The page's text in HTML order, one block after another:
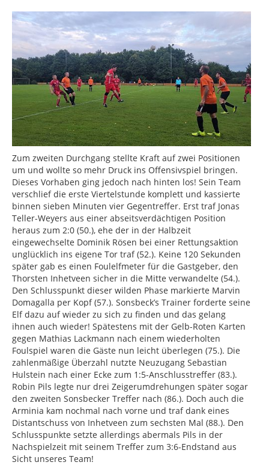
Zum zweiten Durchgang stellte Kraft auf zwei Positionen
um und wollte so mehr Druck ins Offensivspiel bringen.
Dieses Vorhaben ging jedoch nach hinten los! Sein Team
verschlief die erste Viertelstunde komplett und kassierte
binnen sieben Minuten vier Gegentreffer. Erst traf Jonas
Teller-Weyers aus einer abseitsverdächtigen Position
heraus zum 2:0 (50.), ehe der in der Halbzeit
eingewechselte Dominik Rösen bei einer Rettungsaktion
unglücklich ins eigene Tor traf (52.). Keine 120 Sekunden
später gab es einen Foulelfmeter für die Gastgeber, den
Thorsten Inhetveen sicher in die Mitte verwandelte (54.).
Den Schlusspunkt dieser wilden Phase markierte Marvin
Domagalla per Kopf (57.). Sonsbeck’s Trainer forderte seine
Elf dazu auf wieder zu sich zu finden und das gelang
ihnen auch wieder! Spätestens mit der Gelb-Roten Karten
gegen Mathias Lackmann nach einem wiederholten
Foulspiel waren die Gäste nun leicht überlegen (75.). Die
zahlenmäßige Überzahl nutzte Neuzugang Sebastian
Hulstein nach einer Ecke zum 1:5-Anschlusstreffer (83.).
Robin Pils legte nur drei Zeigerumdrehungen später sogar
den zweiten Sonsbecker Treffer nach (86.). Doch auch die
Arminia kam nochmal nach vorne und traf dank eines
Distantschuss von Inhetveen zum sechsten Mal (88.). Den
Schlusspunkte setzte allerdings abermals Pils in der
Nachspielzeit mit seinem Treffer zum 3:6-Endstand aus
Sicht unseres Team!